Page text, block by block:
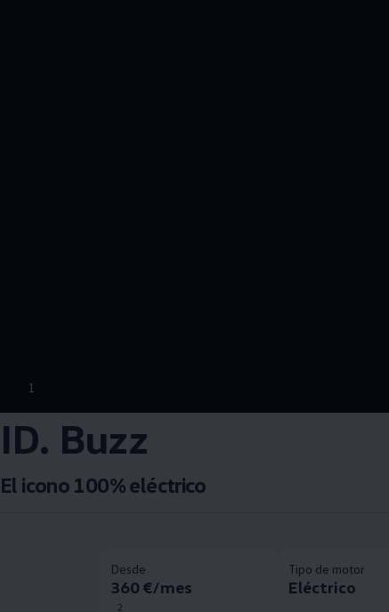
1
ID. Buzz
El icono 100% eléctrico
Desde
360 €/mes
2
Tipo de motor
Eléctrico